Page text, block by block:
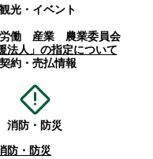
観光・イベント
働
産業
農業委員会
約・売払情報
消防・防災
防・防災
法人」の指定について